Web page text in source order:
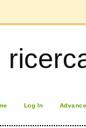
Log In